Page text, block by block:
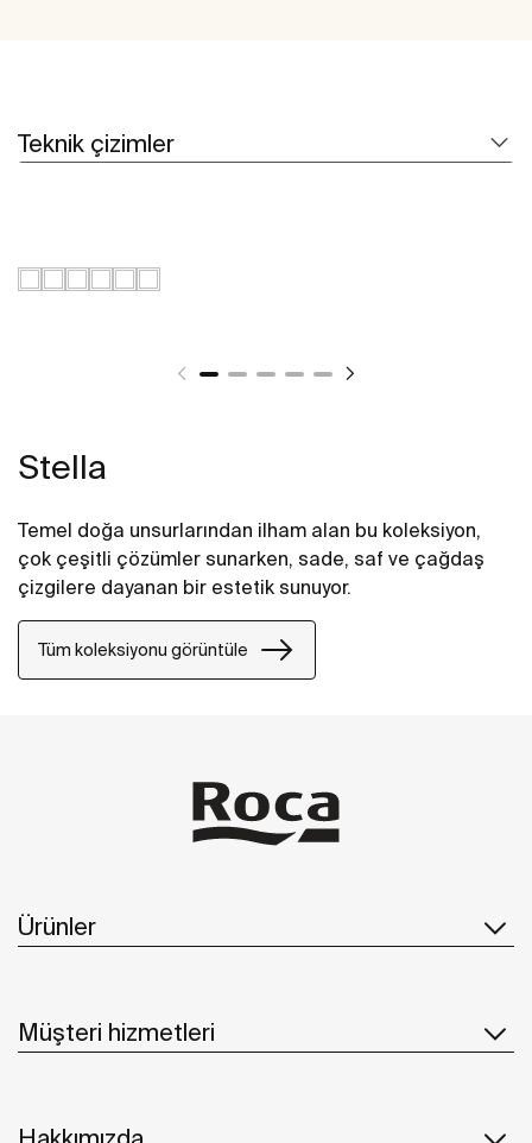
Teknik çizimler
Stella
Temel doğa unsurlarından ilham alan bu koleksiyon,
çok çeşitli çözümler sunarken, sade, saf ve çağdaş
çizgilere dayanan bir estetik sunuyor.
Tüm koleksiyonu görüntüle
Ürünler
Müşteri hizmetleri
Hakkımızda